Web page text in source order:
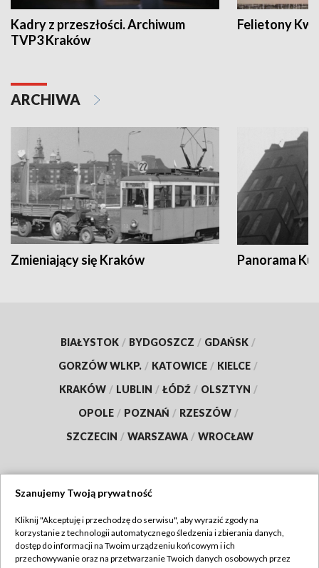
Kadry z przeszłości. Archiwum
TVP3 Kraków
Felietony
ARCHIWA
Zmieniający się Kraków Panorama
BIAŁYSTOK / BYDGOSZCZ / GDAŃSK /
GORZÓW WLKP. / KATOWICE / KIELCE /
KRAKÓW / LUBLIN / ŁÓDŹ / OLSZTYN /
OPOLE / POZNAŃ / RZESZÓW /
SZCZECIN / WARSZAWA / WROCŁAW
TVP
Abonament TVP
Regulamin TVP
Szanujemy Twoją prywatność
Kliknij "Akceptuję i przechodzę do serwisu", aby wyrazić zgody na
korzystanie z technologii automatycznego śledzenia i zbierania danych,
dostęp do informacji na Twoim urządzeniu końcowym i ich
przechowywanie oraz na przetwarzanie Twoich danych osobowych przez